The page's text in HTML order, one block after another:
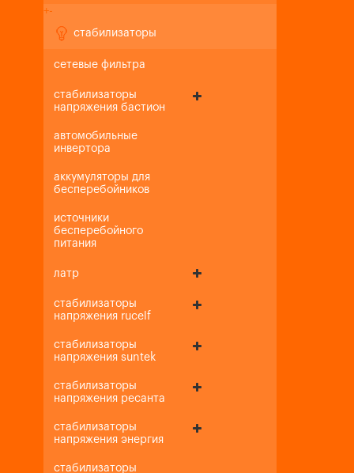
+-
стабилизаторы
сетевые фильтра
стабилизаторы
напряжения бастион
автомобильные
инвертора
аккумуляторы для
бесперебойников
источники
бесперебойного
питания
латр
стабилизаторы
напряжения rucelf
стабилизаторы
напряжения suntek
стабилизаторы
напряжения ресанта
стабилизаторы
напряжения энергия
стабилизаторы